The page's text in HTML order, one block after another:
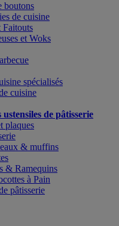
boutons
de cuisine
Faitouts
et Woks
spécialisés
cuisine
de pâtisserie
plaques
& muffins
& Ramequins
à Pain
pâtisserie